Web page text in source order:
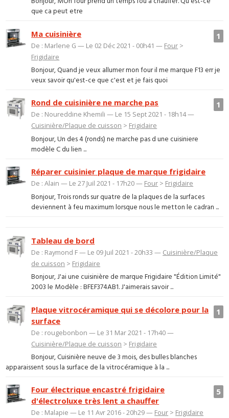
que ca peut etre
1
Ma cuisinière
De : Marlene G — Le 02 Déc 2021 - 00h41 — Four >
Frigidaire
Bonjour, Quand je veux allumer mon four il me marque F13 err je
veux savoir qu'est-ce que c'est et je fais quoi
1
Rond de cuisinière ne marche pas
De : Noureddine Khemili — Le 15 Sept 2021 - 18h14 —
Cuisinière/Plaque de cuisson > Frigidaire
Bonjour, Un des 4 (ronds) ne marche pas d une cuisiniere
modèle C du lien ...
Réparer cuisinier plaque de marque frigidaire
De : Alain — Le 27 Juil 2021 - 17h20 — Four > Frigidaire
Bonjour, Trois ronds sur quatre de la plaques de la surfaces
deviennent à feu maximum lorsque nous le metton le cadran ...
Tableau de bord
De : Raymond F — Le 09 Juil 2021 - 20h33 — Cuisinière/Plaque
de cuisson > Frigidaire
Bonjour, J'ai une cuisinière de marque Frigidaire "Édition Limité"
2003 le Modèle : BFEF374AB1. J'aimerais savoir ...
1
Plaque vitrocéramique qui se décolore pour la
surface
De : rougebonbon — Le 31 Mar 2021 - 17h40 —
Cuisinière/Plaque de cuisson > Frigidaire
Bonjour, Cuisinière neuve de 3 mois, des bulles blanches
apparaissent sous la surface de la vitrocéramique à la ...
5
Four électrique encastré frigidaire
d'électroluxe très lent a chauffer
De : Malapie — Le 11 Avr 2016 - 20h29 — Four > Frigidaire